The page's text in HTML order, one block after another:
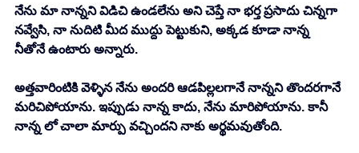
నేను మా నాన్నని విడిచి ఉండలేను అని చెప్తే నా భర్త ప్రసాదు చిన్నగా
నవ్వేసి, నా నుదిటి మీద ముద్దు పెట్టుకుని, అక్కడ కూడా నాన్న
నీతోనే ఉంటారు అన్నారు.
అత్తవారింటికి వెళ్ళిన నేను అందరి ఆడపిల్లలగానే నాన్నని తొందరగానే
మరిచిపోయాను. ఇప్పుడు నాన్న కాదు, నేను మారిపోయాను. కానీ
నాన్న లో చాలా మార్పు వచ్చిందని నాకు అర్థమవుతోంది.